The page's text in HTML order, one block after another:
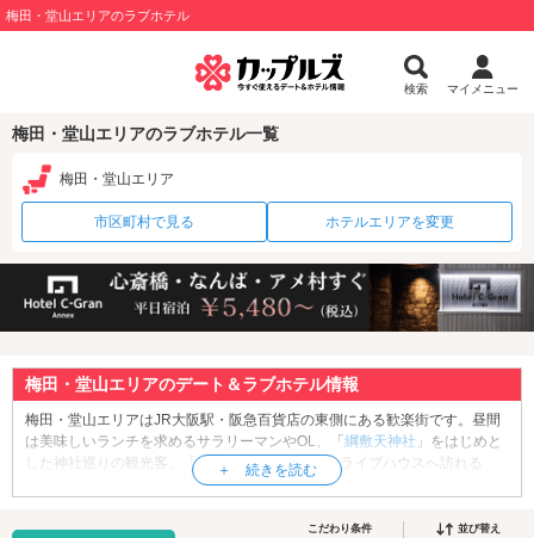
梅田・堂山エリアのラブホテル
検索 マイメニュー
梅田・堂山エリアのラブホテル一覧
梅田・堂山エリア
市区町村で見る ホテルエリアを変更
梅田・堂山エリアのデート＆ラブホテル情報
梅田・堂山エリアはJR大阪駅・阪急百貨店の東側にある歓楽街です。昼間
は美味しいランチを求めるサラリーマンやOL、「 綱敷天神社 」をはじめと
した神社巡りの観光客、「バナナホール」などのライブハウスへ訪れる
人々など多くの人で賑わいますが、夜になると一変、ネオンのきらめくオ
ラやガールズバーの他、ゲイバーも多いのが特徴です。ゲイ・タウンとし
こだわり条件 並び替え